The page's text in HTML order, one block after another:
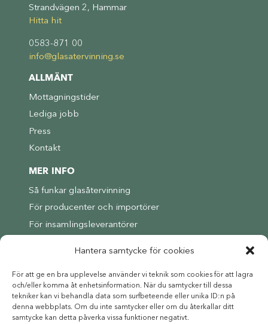
Hantera samtycke för cookies
För att ge en bra upplevelse använder vi teknik som cookies för att lagra
och/eller komma åt enhetsinformation. När du samtycker till dessa
tekniker kan vi behandla data som surfbeteende eller unika ID:n på
denna webbplats. Om du inte samtycker eller om du återkallar ditt
samtycke kan detta påverka vissa funktioner negativt.
Strandvägen 2, Hammar
Hitta hit
0583-871 00
info@glasatervinning.se
ALLMÄNT
Mottagningstider
Lediga jobb
Press
Kontakt
MER INFO
Så funkar glasåtervinning
För producenter och importörer
För insamlingsleverantörer
Följ oss på YouTube